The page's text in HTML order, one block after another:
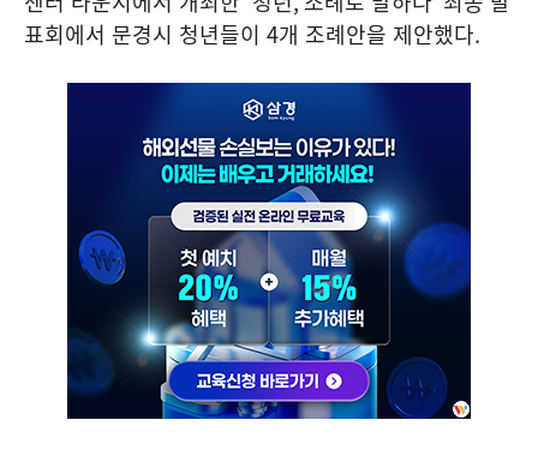
표회에서 문경시 청년들이 4개 조례안을 제안했다.